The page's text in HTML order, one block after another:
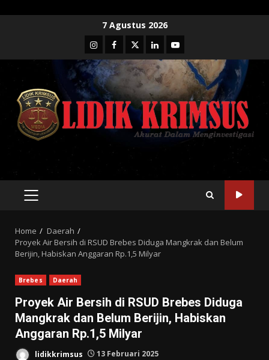
7 Agustus 2026
InstagramFacebook
TwitterLinkedinYoutube
PRIMARY
Home
Daerah
Proyek Air Bersih di RSUD Brebes Diduga Mangkrak dan Belum
Berijin, Habiskan Anggaran Rp.1,5 Milyar
Brebes Daerah
Proyek Air Bersih di RSUD Brebes Diduga
Mangkrak dan Belum Berijin, Habiskan
Anggaran Rp.1,5 Milyar
lidikkrimsus 13 Februari 2025